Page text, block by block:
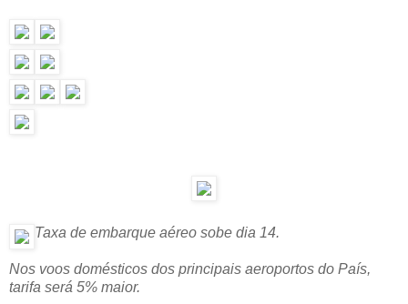
Taxa de embarque aéreo sobe dia 14.
Nos voos domésticos dos principais aeroportos do País,
tarifa será 5% maior.